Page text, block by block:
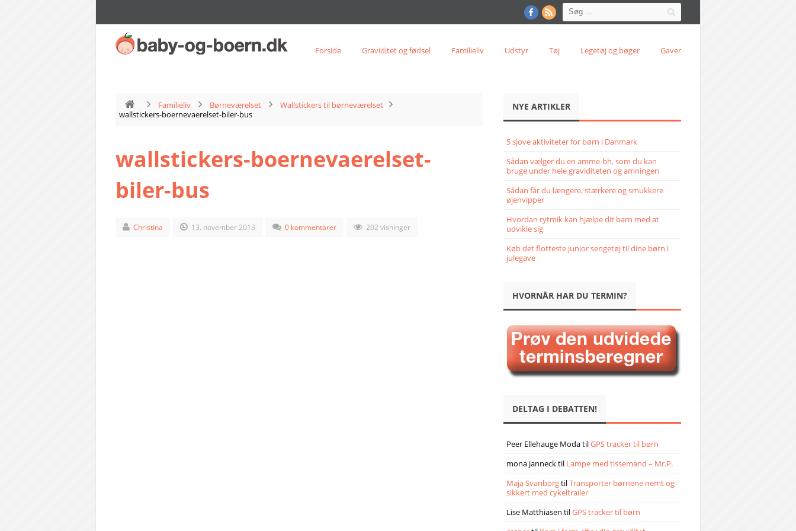
Forside Graviditet og fødsel Familieliv Udstyr Tøj Legetøj og bøger Gaver
Familieliv Børneværelset
Wallstickers til børneværelset
wallstickers-boernevaerelset-biler-bus
wallstickers-boernevaerelset-
biler-bus
Christina 13. november 2013 0 kommentarer 202 visninger
NYE ARTIKLER
5 sjove aktiviteter for børn i Danmark
Sådan vælger du en amme-bh, som du kan
bruge under hele graviditeten og amningen
Sådan får du længere, stærkere og smukkere
øjenvipper
Hvordan rytmik kan hjælpe dit barn med at
udvikle sig
Køb det flotteste junior sengetøj til dine børn i
julegave
HVORNÅR HAR DU TERMIN?
DELTAG I DEBATTEN!
Peer Ellehauge ModatilGPS tracker til børn
mona jannecktil Lampe med tissemand – Mr.P.
Maja SvanborgtilTransporter børnene nemt og
sikkert med cykeltrailer
Lise Matthiasen tilGPS tracker til børn